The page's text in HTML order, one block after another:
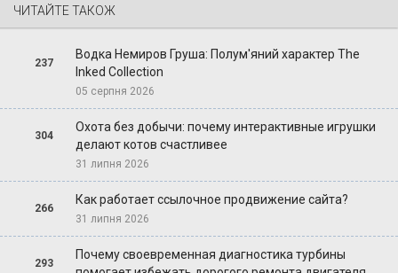
ЧИТАЙТЕ ТАКОЖ
237
Водка Немиров Груша: Полум'яний характер The
Inked Collection
05 серпня 2026
304
Охота без добычи: почему интерактивные игрушки
делают котов счастливее
31 липня 2026
266
Как работает ссылочное продвижение сайта?
31 липня 2026
293
Почему своевременная диагностика турбины